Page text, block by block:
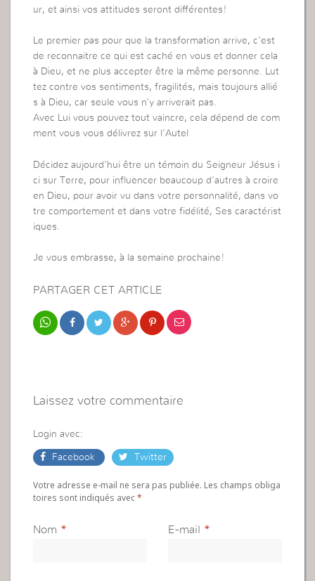
ur, et ainsi vos attitudes seront différentes!
Le premier pas pour que la transformation arrive, c’est
de reconnaitre ce qui est caché en vous et donner cela
à Dieu, et ne plus accepter être la même personne. Lut
tez contre vos sentiments, fragilités, mais toujours allié
s à Dieu, car seule vous n’y arriverait pas.
Avec Lui vous pouvez tout vaincre, cela dépend de com
ment vous vous délivrez sur l’Autel
Décidez aujourd’hui être un témoin du Seigneur Jésus i
ci sur Terre, pour influencer beaucoup d’autres à croire
en Dieu, pour avoir vu dans votre personnalité, dans vo
tre comportement et dans votre fidélité, Ses caractérist
iques.
Je vous embrasse, à la semaine prochaine!
PARTAGER CET ARTICLE
Laissez votre commentaire
Login avec:
Facebook Twitter
Votre adresse e-mail ne sera pas publiée. Les champs obliga
toires sont indiqués avec*
Nom * E-mail *